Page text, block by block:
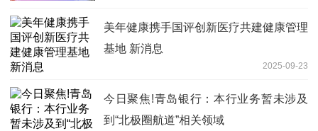
美年健康携手国评创新医疗共建健康管理
基地 新消息
2025-09-23
今日聚焦!青岛银行：本行业务暂未涉及
到“北极圈航道”相关领域